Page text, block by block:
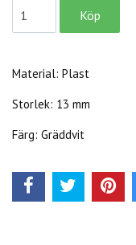
Material: Plast
Storlek: 13 mm
Färg: Gräddvit